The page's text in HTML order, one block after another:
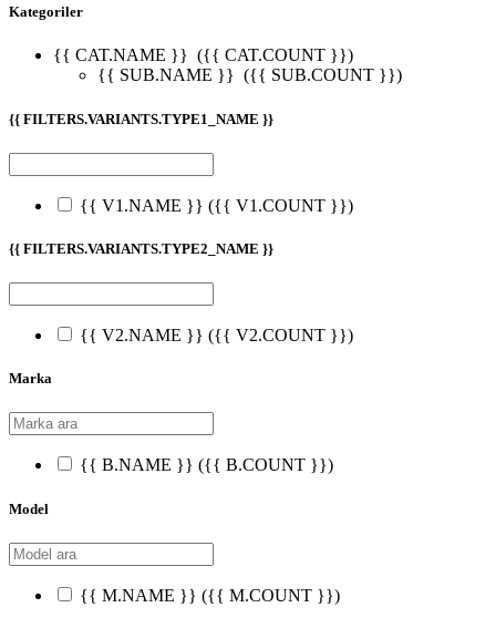
Kategoriler
{{ CAT.NAME }} ({{ CAT.COUNT }})
{{ SUB.NAME }} ({{ SUB.COUNT }})
{{ FILTERS.VARIANTS.TYPE1_NAME }}
{{ V1.NAME }} ({{ V1.COUNT }})
{{ FILTERS.VARIANTS.TYPE2_NAME }}
{{ V2.NAME }} ({{ V2.COUNT }})
Marka
{{ B.NAME }} ({{ B.COUNT }})
Model
{{ M.NAME }} ({{ M.COUNT }})